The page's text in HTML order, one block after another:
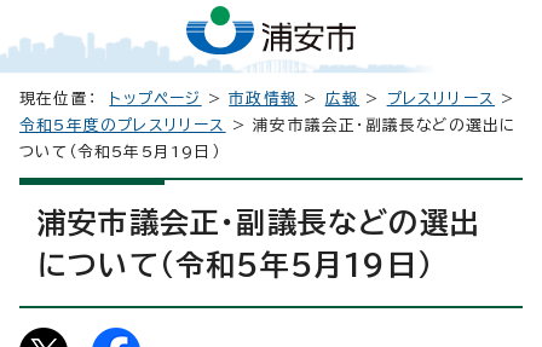
現在位置： トップページ >市政情報 > 広報 > プレスリリース
>
令和5年度のプレスリリース
> 浦安市議会正・副議長などの選出に
ついて（令和5年5月19日）
浦安市議会正・副議長などの選出
について（令和5年5月19日）